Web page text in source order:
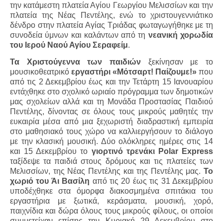
την κατάμεστη πλατεία Αγίου Γεωργίου Μελισσίων και την
πλατεία της Νέας Πεντέλης, ενώ το χριστουγεννιάτικο
δένδρο στην πλατεία Αγίας Τριάδας φωταγωγήθηκε με τη
συνοδεία ύμνων και καλάντων από τη νεανική χορωδία
του Ιερού Ναού Αγίου Σεραφείμ.
Τα Χριστούγεννα των παιδιών ξεκίνησαν με το
μουσικοθεατρικό εργαστήρι «Μότσαρτ! Παίζουμε!» που
από τις 2 Δεκεμβρίου έως και την Τετάρτη 15 Ιανουαρίου
εντάχθηκε στο σχολικό ωριαίο πρόγραμμα των δημοτικών
μας σχολείων αλλά και τη Μονάδα Προστασίας Παιδιού
Πεντέλης, δίνοντας σε όλους τους μικρούς μαθητές την
ευκαιρία μέσα από μια ξεχωριστή διαδραστική εμπειρία
στο μαθησιακό τους χώρο να καλλιεργήσουν το διάλογο
με την κλασική μουσική. Δύο ολόκληρες ημέρες στις 14
και 15 Δεκεμβρίου το γιορτινό τρενάκι Polar Express
ταξίδεψε τα παιδιά στους δρόμους και τις πλατείες των
Μελισσίων, της Νέας Πεντέλης και της Πεντέλης μας. Το
χωριό του Άι Βασίλη από τις 20 έως τις 31 Δεκεμβρίου
υποδέχθηκε στα όμορφα διακοσμημένα σπιτάκια του
εργαστήρια με ξωτικά, κεράσματα, μουσική, χορό,
παιχνίδια και δώρα όλους τους μικρούς φίλους, οι οποίοι